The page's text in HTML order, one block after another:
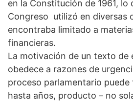
en la Constitución de 1961, lo
Congreso utilizó en diversas
encontraba limitado a
financieras.
La motivación de un texto de
obedece a razones de
proceso parlamentario puede
hasta años, producto – no